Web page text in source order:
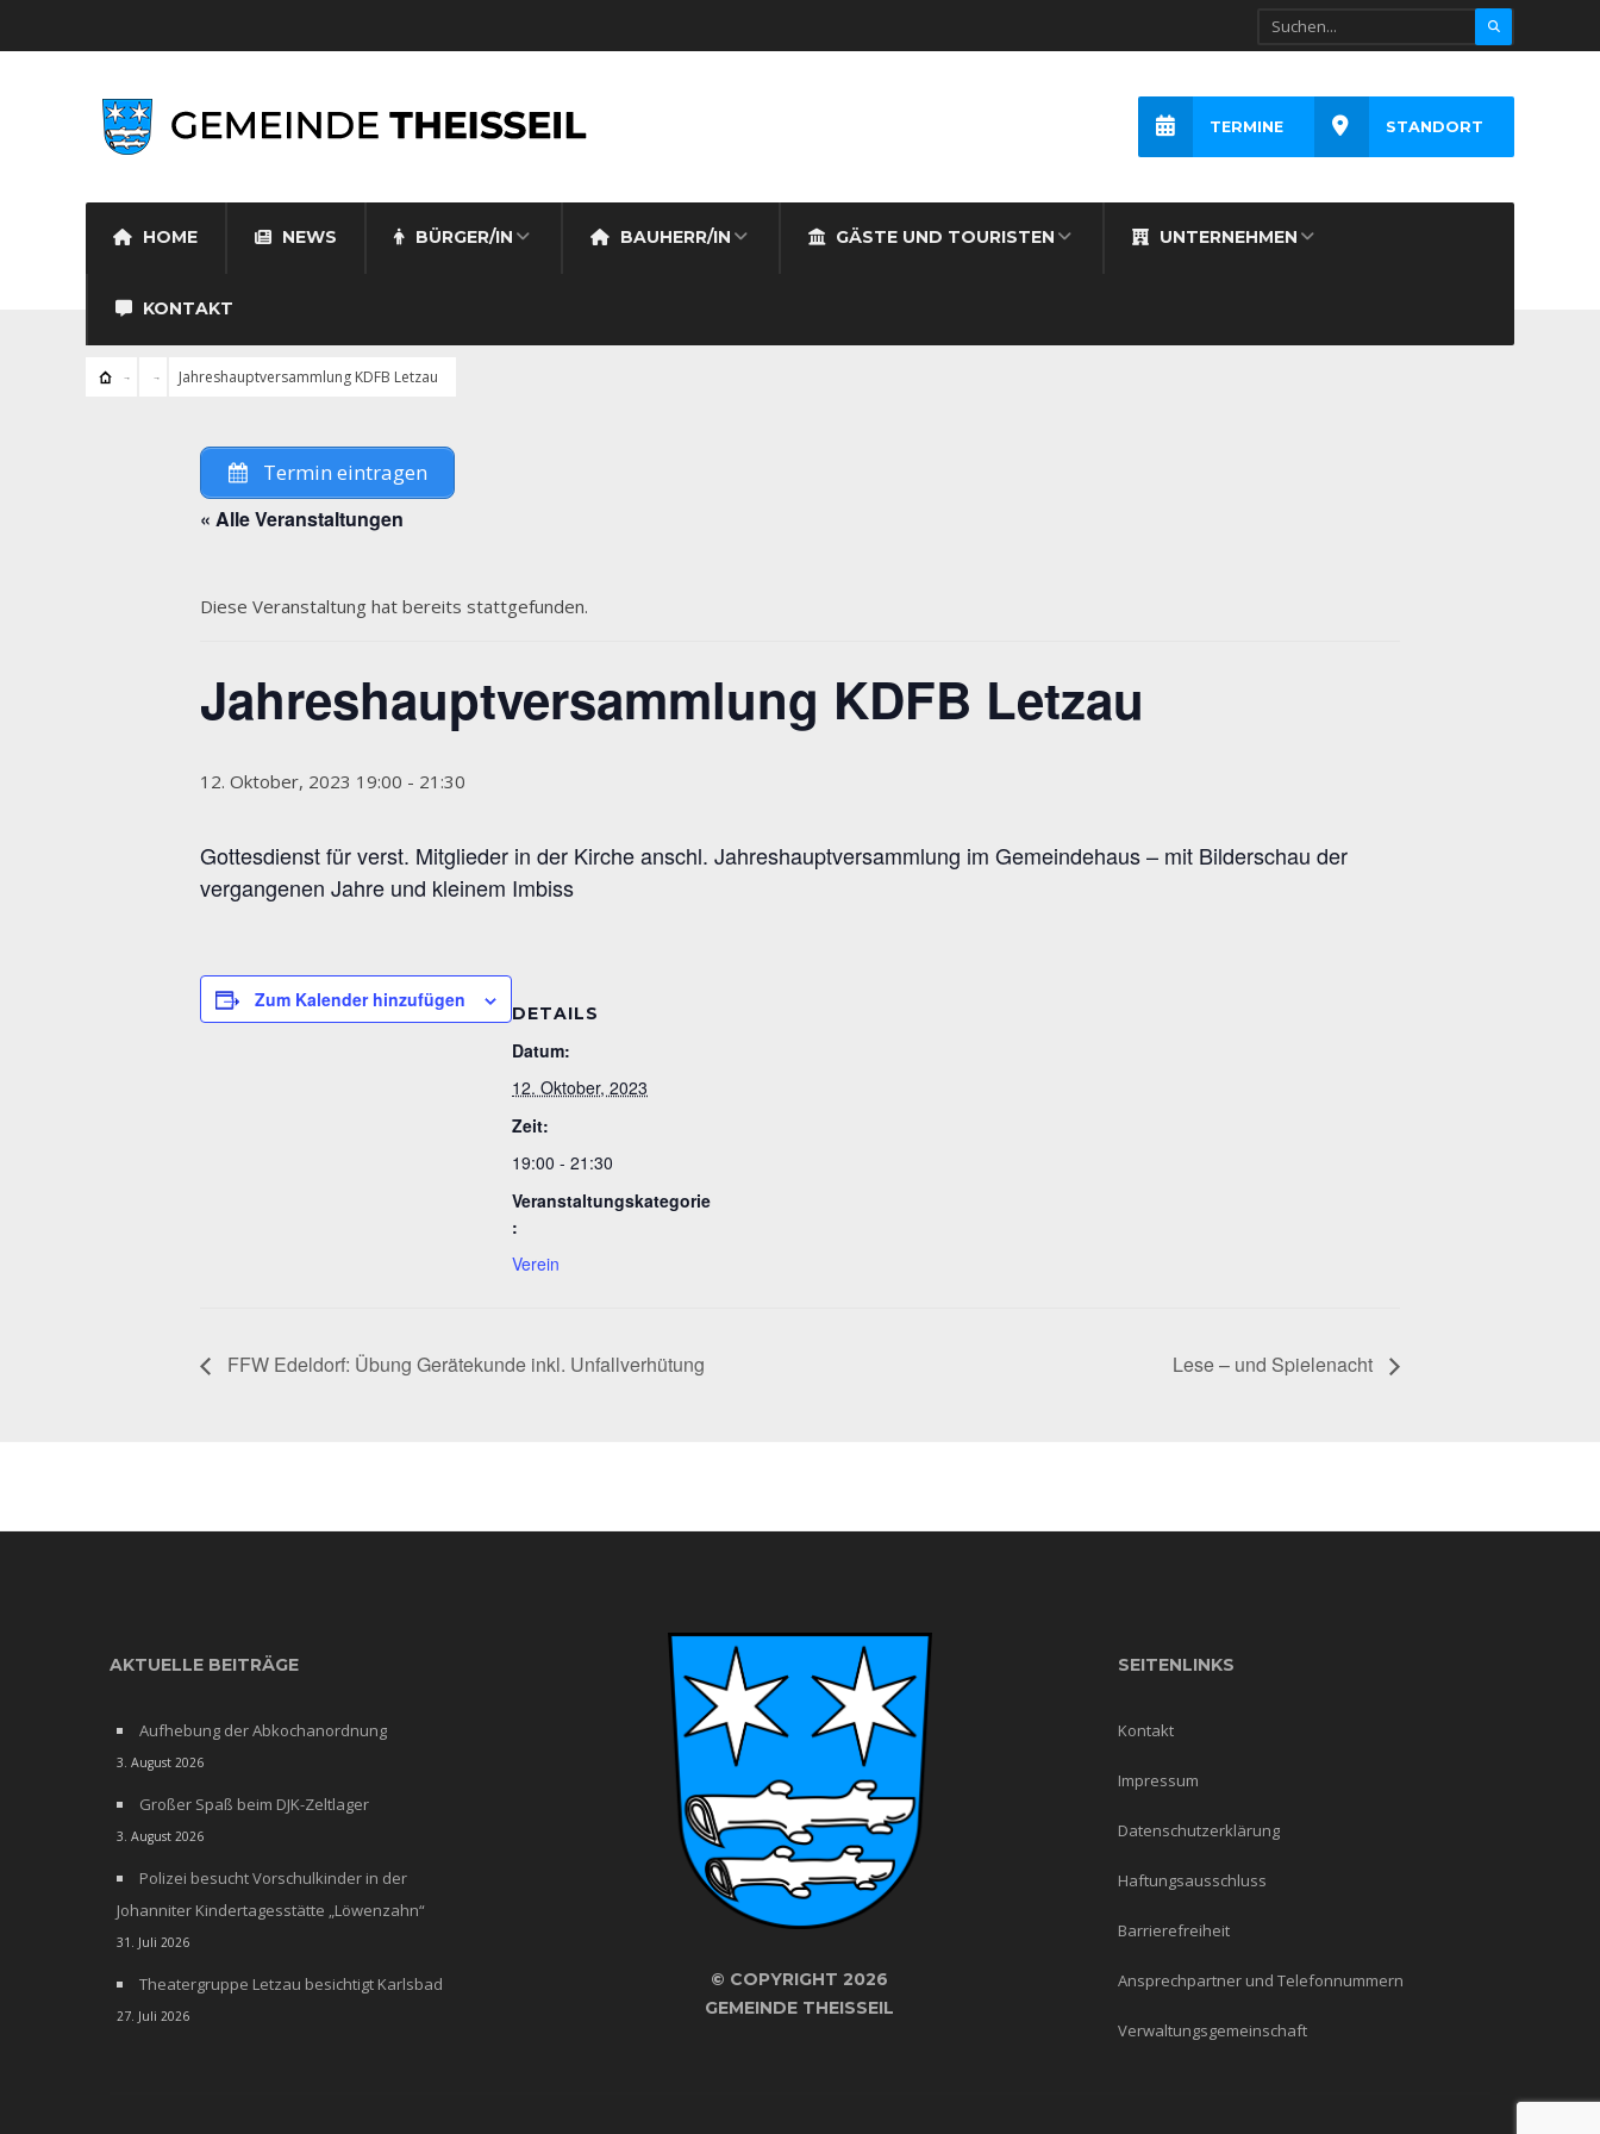
HOME NEWS BÜRGER/IN BAUHERR/IN GÄSTE UND TOURISTEN UNTERNEHMEN
KONTAKT
TERMINE STANDORT
Jahreshauptversammlung KDFB Letzau
Termin eintragen
« Alle Veranstaltungen
Diese Veranstaltung hat bereits stattgefunden.
Jahreshauptversammlung KDFB Letzau
12. Oktober, 2023 19:00 - 21:30
Gottesdienst für verst. Mitglieder in der Kirche anschl. Jahreshauptversammlung im Gemeindehaus – mit Bilderschau der
vergangenen Jahre und kleinem Imbiss
Zum Kalender hinzufügen
DETAILS
Datum:
12. Oktober, 2023
Zeit:
19:00 - 21:30
Veranstaltungskategorie
:
Verein
FFW Edeldorf: Übung Gerätekunde inkl. Unfallverhütung Lese – und Spielenacht
AKTUELLE BEITRÄGE
Aufhebung der Abkochanordnung
3. August 2026
Großer Spaß beim DJK-Zeltlager
3. August 2026
Polizei besucht Vorschulkinder in der
Johanniter Kindertagesstätte „Löwenzahn“
31. Juli 2026
Theatergruppe Letzau besichtigt Karlsbad
27. Juli 2026
© COPYRIGHT 2026
GEMEINDE THEISSEIL
SEITENLINKS
Kontakt
Impressum
Datenschutzerklärung
Haftungsausschluss
Barrierefreiheit
Ansprechpartner und Telefonnummern
Verwaltungsgemeinschaft